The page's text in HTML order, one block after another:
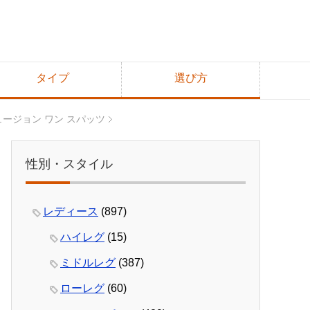
タイプ 選び方
ジョン ワン スパッツ
性別・スタイル
レディース (897)
ハイレグ (15)
ミドルレグ (387)
ローレグ (60)